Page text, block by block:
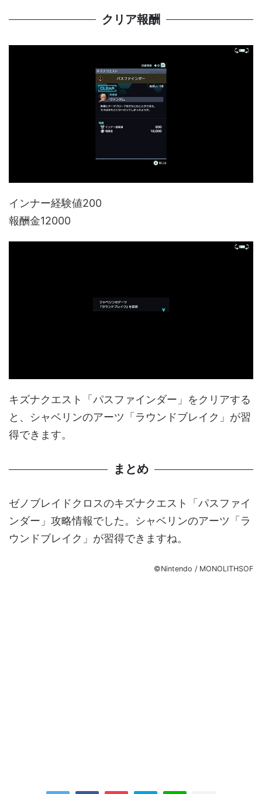
クリア報酬
インナー経験値200
報酬金12000
キズナクエスト「パスファインダー」をクリアする
と、シャベリンのアーツ「ラウンドブレイク」が習
得できます。
まとめ
ゼノブレイドクロスのキズナクエスト「パスファイ
ンダー」攻略情報でした。シャベリンのアーツ「ラ
ウンドブレイク」が習得できますね。
©Nintendo / MONOLITHSOF